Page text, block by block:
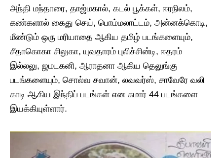
அந்தி மந்தாரை, தாஜ்மகால், கடல் பூக்கள், ஈரநிலம்,
கண்களால் கைது செய், பொம்மலாட்டம், அன்னக்கொடி,
மீண்டும் ஒரு மரியாதை ஆகிய தமிழ் படங்களையும்,
சீதாகொகா சிலுகா, யுவதாரம் புலிச்சின்டி, ஈதரம்
இல்லலு, ஜமடகனி, ஆராதனா ஆகிய தெலுங்கு
படங்களையும், சொல்வ சவான், லவவர்ஸ், சாவேரே வலி
காடி ஆகிய இந்திப் படங்கள் என சுமார் 44 படங்களை
இயக்கியுள்ளார்.